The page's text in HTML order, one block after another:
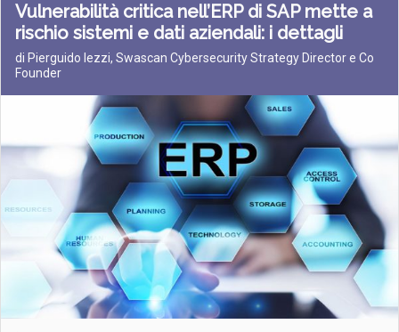
Vulnerabilità critica nell’ERP di SAP mette a
rischio sistemi e dati aziendali: i dettagli
di Pierguido Iezzi, Swascan Cybersecurity Strategy Director e Co
Founder